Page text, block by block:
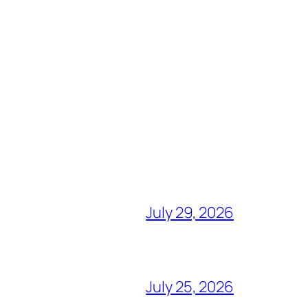
July 29, 2026
July 25, 2026